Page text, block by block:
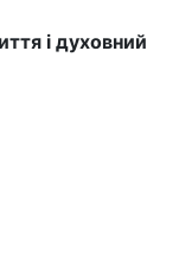
і духовний